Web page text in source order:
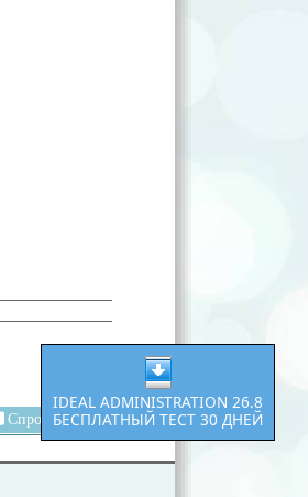
Спросите цену
IDEAL ADMINISTRATION 26.8
БЕСПЛАТНЫЙ ТЕСТ 30 ДНЕЙ